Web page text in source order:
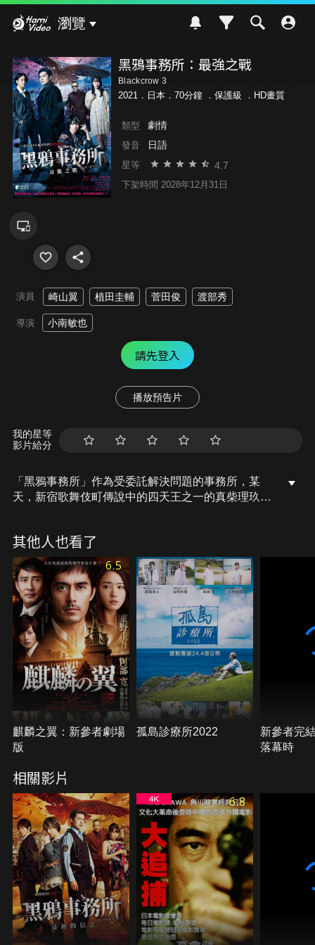
瀏覽
黑鴉事務所：最強之戰
Blackcrow 3
2021．日本．70分鐘 ． 保護級 ．HD畫質
類型 劇情
發音 日語
星等 4.7
下架時間 2028年12月31日
演員 崎山翼 植田圭輔 菅田俊 渡部秀
導演 小南敏也
請先登入
播放預告片
我的星等
影片給分
「黑鴉事務所」作為受委託解決問題的事務所，某
天，新宿歌舞伎町傳說中的四天王之一的真柴理玖突
行蹤，沙織的失蹤又會是因何而起？
其他人也看了
6.5
麒麟之翼：新參者劇場
版
孤島診療所2022
新參者完
落幕時
相關影片
6.8